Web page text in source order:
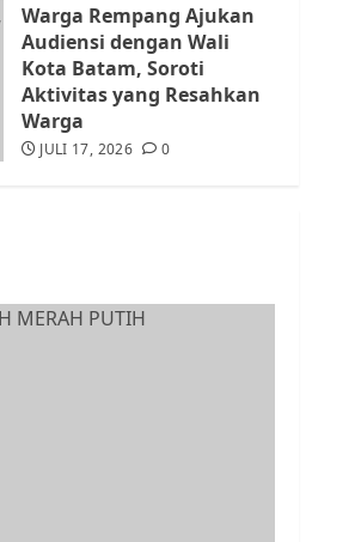
Warga Rempang Ajukan
Audiensi dengan Wali
Kota Batam, Soroti
Aktivitas yang Resahkan
Warga
JULI 17, 2026 0
JULI 15, 2026